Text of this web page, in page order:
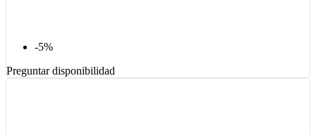
-5%
Preguntar disponibilidad